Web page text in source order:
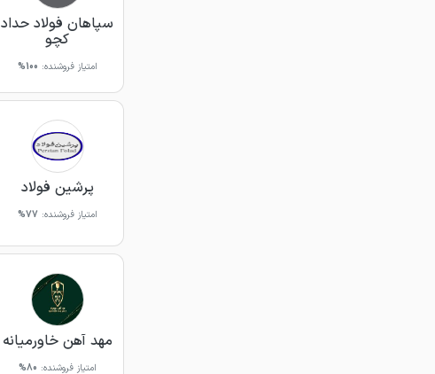
سپاهان فولاد حداد
کچو
امتیاز فروشنده: 100%
پرشین فولاد
امتیاز فروشنده: 77%
مهد آهن خاورمیانه
امتیاز فروشنده: 80%